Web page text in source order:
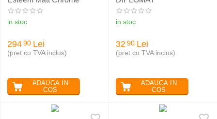
in stoc
294 90 Lei
(pret cu TVA inclus)
ADAUGA IN
COS
in stoc
32 90 Lei
(pret cu TVA inclus)
ADAUGA IN
COS